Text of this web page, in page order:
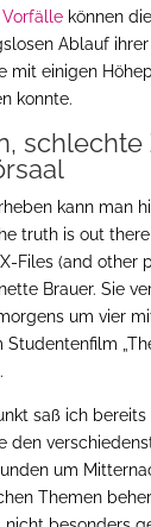
können
Ablauf
mit einigen
konnte.
schlechte
kann man
truth is out
Files (and other
Brauer. Sie
um vier
Studentenfilm
saß ich bereits
den
um
Themen